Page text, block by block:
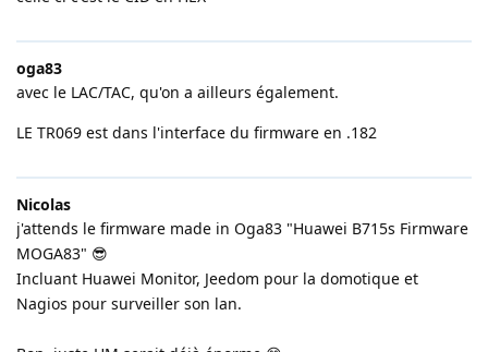
oga83
avec le LAC/TAC, qu'on a ailleurs également.
LE TR069 est dans l'interface du firmware en .182
Nicolas
j'attends le firmware made in Oga83 "Huawei B715s Firmware
MOGA83" 😎
Incluant Huawei Monitor, Jeedom pour la domotique et
Nagios pour surveiller son lan.